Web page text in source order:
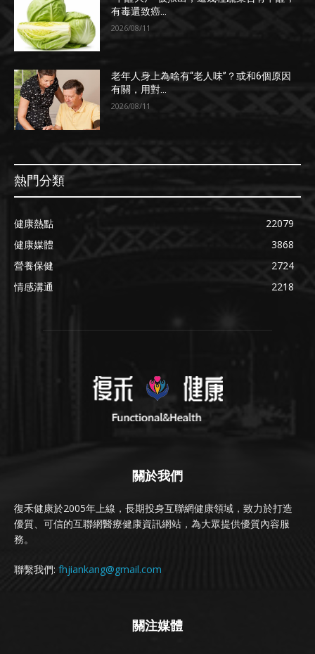
有毒還致癌...
2026/08/11
老年人身上為啥有“老人味”？或和6個原因
有關，用對...
2026/08/11
熱門分類
健康熱點
22079
健康媒體
3868
營養保健
2724
情感溝通
2218
關於我們
復禾健康於2005年上線，長期投身互聯網健康領域，致力於打造
優質、可信的互聯網醫療健康資訊網站，為大眾提供優質內容服
務。
聯繫我們: fhjiankang@gmail.com
關注媒體